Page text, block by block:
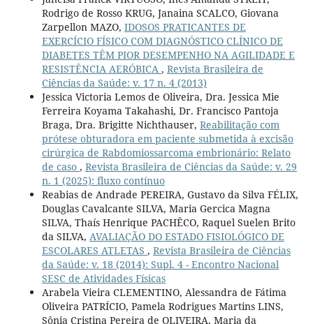
Rodrigo de Rosso KRUG, Janaina SCALCO, Giovana
Zarpellon MAZO, IDOSOS PRATICANTES DE
EXERCÍCIO FÍSICO COM DIAGNÓSTICO CLÍNICO DE
DIABETES TÊM PIOR DESEMPENHO NA AGILIDADE E
RESISTÊNCIA AERÓBICA , Revista Brasileira de
Ciências da Saúde: v. 17 n. 4 (2013)
Jessica Victoria Lemos de Oliveira, Dra. Jessica Mie
Ferreira Koyama Takahashi, Dr. Francisco Pantoja
Braga, Dra. Brigitte Nichthauser, Reabilitação com
prótese obturadora em paciente submetida à excisão
cirúrgica de Rabdomiossarcoma embrionário: Relato
de caso , Revista Brasileira de Ciências da Saúde: v. 29
n. 1 (2025): fluxo contínuo
Reabias de Andrade PEREIRA, Gustavo da Silva FÉLIX,
Douglas Cavalcante SILVA, Maria Gercica Magna
SILVA, Thaís Henrique PACHÊCO, Raquel Suelen Brito
da SILVA, AVALIAÇÃO DO ESTADO FISIOLÓGICO DE
ESCOLARES ATLETAS , Revista Brasileira de Ciências
da Saúde: v. 18 (2014): Supl. 4 - Encontro Nacional
SESC de Atividades Físicas
Arabela Vieira CLEMENTINO, Alessandra de Fátima
Oliveira PATRÍCIO, Pamela Rodrigues Martins LINS,
Sônia Cristina Pereira de OLIVEIRA, Maria da